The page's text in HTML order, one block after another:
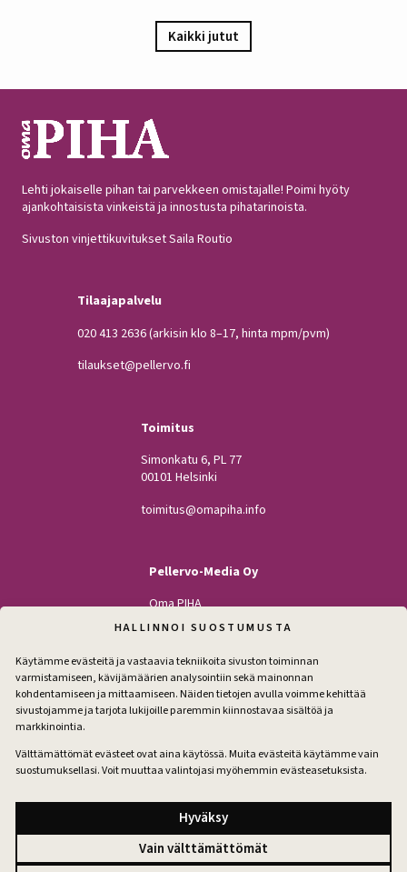
HALLINNOI SUOSTUMUSTA
Käytämme evästeitä ja vastaavia tekniikoita sivuston toiminnan
varmistamiseen, kävijämäärien analysointiin sekä mainonnan
kohdentamiseen ja mittaamiseen. Näiden tietojen avulla voimme kehittää
sivustojamme ja tarjota lukijoille paremmin kiinnostavaa sisältöä ja
markkinointia.
Välttämättömät evästeet ovat aina käytössä. Muita evästeitä käytämme vain
suostumuksellasi. Voit muuttaa valintojasi myöhemmin evästeasetuksista.
Hyväksy
Vain välttämättömät
Kaikki jutut
Lehti jokaiselle pihan tai parvekkeen omistajalle! Poimi hyöty
ajankohtaisista vinkeistä ja innostusta pihatarinoista.
Sivuston vinjettikuvitukset Saila Routio
Tilaajapalvelu
020 413 2636(arkisin klo 8–17, hinta mpm/pvm)
tilaukset@pellervo.fi
Toimitus
Simonkatu 6, PL 77
00101 Helsinki
toimitus@omapiha.info
Pellervo-Media Oy
Oma PIHA
Kodin Pellervo
Maatilan Pellervo
Facebook
Instagram